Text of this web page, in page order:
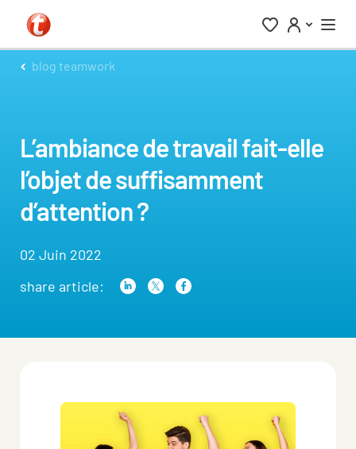
blog teamwork
L’ambiance de travail fait-elle
l’objet de suffisamment
d’attention ?
02 Juin 2022
share article: